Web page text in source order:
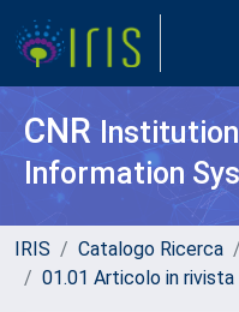
CNR
Information
IRIS Catalogo Ricerca
01.01 Articolo in rivista